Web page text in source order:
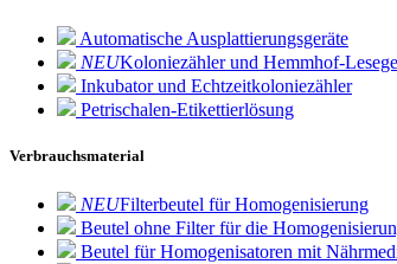
Automatische Ausplattierungsgeräte
NEUKoloniezähler und Hemmhof-
Inkubator und Echtzeitkoloniezähler
Petrischalen-Etikettierlösung
Verbrauchsmaterial
NEUFilterbeutel für Homogenisierung
Beutel ohne Filter für die
Beutel für Homogenisatoren mit